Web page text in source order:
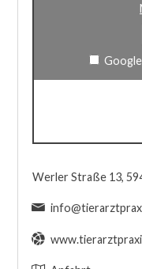
Werler Straße 13,